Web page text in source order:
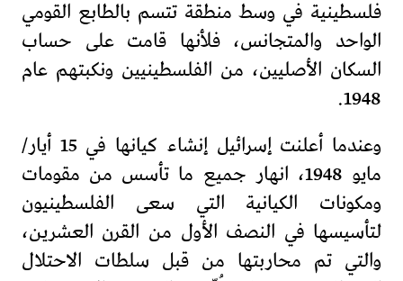
فلسطينية في وسط منطقة تتسم بالطابع القومي
الواحد والمتجانس، فلأنها قامت على حساب
السكان الأصليين، من الفلسطينيين ونكبتهم عام
1948.
وعندما أعلنت إسرائيل إنشاء كيانها في 15 أيار/
مايو 1948، انهار جميع ما تأسس من مقومات
ومكونات الكيانية التي سعى الفلسطينيون
لتأسيسها في النصف الأول من القرن العشرين،
والتي تم محاربتها من قبل سلطات الاحتلال